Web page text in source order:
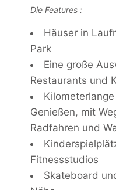
Die Features :
Häuser in
Park
Eine große
Restaurants und
Genießen, mit
Radfahren und
Fitnessstudios
Skateboard